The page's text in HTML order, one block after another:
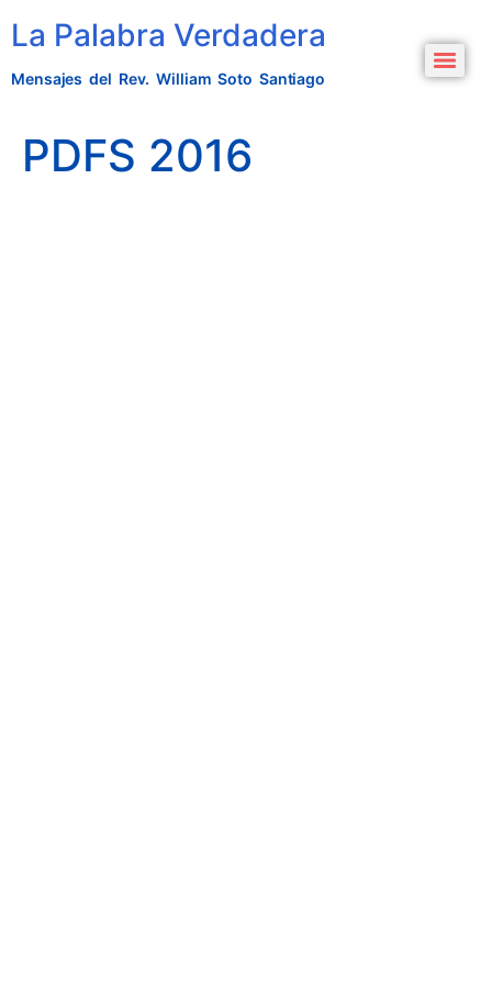
La Palabra Verdadera
Mensajes del Rev. William Soto Santiago
PDFS 2016